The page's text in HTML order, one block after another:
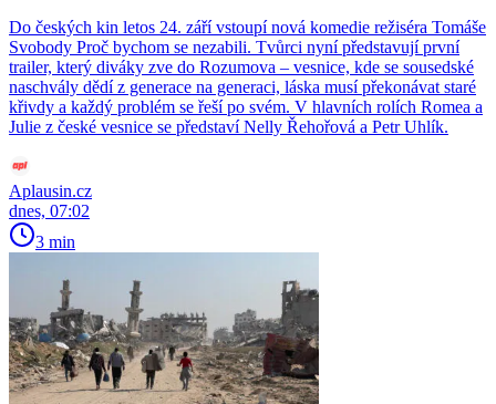
Do českých kin letos 24. září vstoupí nová komedie režiséra Tomáše
Svobody Proč bychom se nezabili. Tvůrci nyní představují první
trailer, který diváky zve do Rozumova – vesnice, kde se sousedské
naschvály dědí z generace na generaci, láska musí překonávat staré
křivdy a každý problém se řeší po svém. V hlavních rolích Romea a
Julie z české vesnice se představí Nelly Řehořová a Petr Uhlík.
Aplausin.cz
dnes, 07:02
3 min